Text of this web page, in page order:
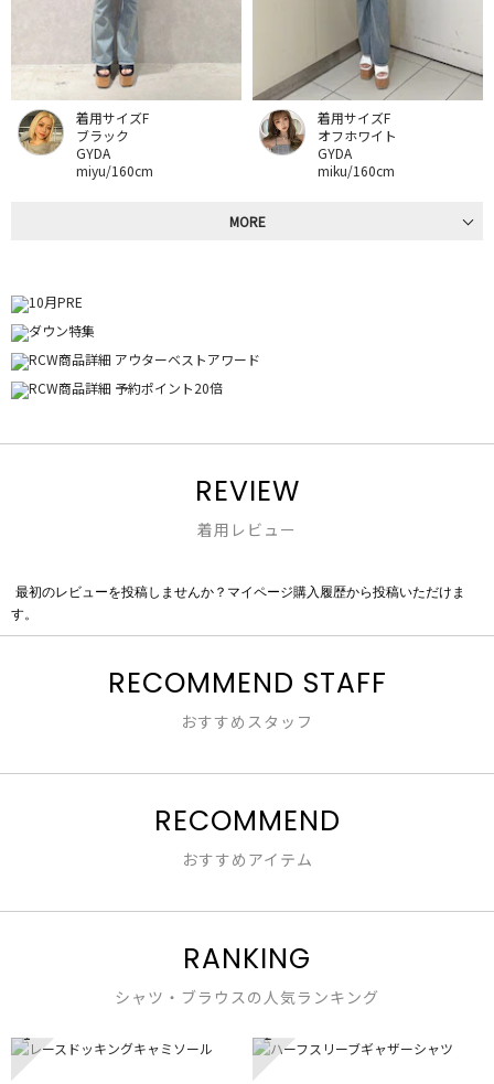
着用サイズF
ブラック
GYDA
miyu/160cm
着用サイズF
オフホワイト
GYDA
miku/160cm
MORE
REVIEW
着用レビュー
評
価
最初のレビューを投稿しませんか？マイページ購入履歴から投稿いただけま
す。
RECOMMEND STAFF
おすすめスタッフ
RECOMMEND
おすすめアイテム
RANKING
シャツ・ブラウスの人気ランキング
1 2